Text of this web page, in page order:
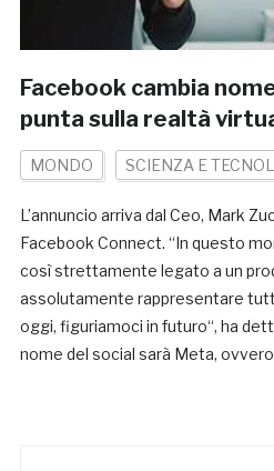
Facebook cambia
punta sulla realtà
MONDO SCIENZA E
L’annuncio arriva dal Ceo, Mark
Facebook Connect. “In questo
così strettamente legato a un
assolutamente rappresentare
oggi, figuriamoci in futuro“, ha
nome del social sarà Meta,